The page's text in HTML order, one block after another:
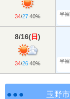
34/27 40%
半
8/16(日)
34/26 40%
半
玉野